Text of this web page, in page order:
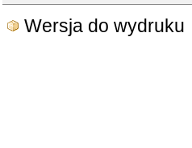
Wersja do wydruku